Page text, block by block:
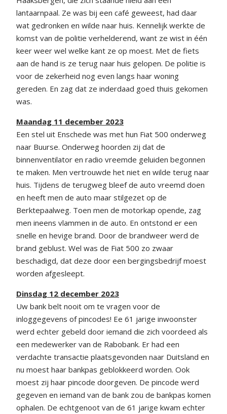
lantaarnpaal. Ze was bij een café geweest, had daar
wat gedronken en wilde naar huis. Kennelijk werkte de
komst van de politie verhelderend, want ze wist in één
keer weer wel welke kant ze op moest. Met de fiets
aan de hand is ze terug naar huis gelopen. De politie is
voor de zekerheid nog even langs haar woning
gereden. En zag dat ze inderdaad goed thuis gekomen
was.
Maandag 11 december 2023
Een stel uit Enschede was met hun Fiat 500 onderweg
naar Buurse. Onderweg hoorden zij dat de
binnenventilator en radio vreemde geluiden begonnen
te maken. Men vertrouwde het niet en wilde terug naar
huis. Tijdens de terugweg bleef de auto vreemd doen
en heeft men de auto maar stilgezet op de
Berktepaalweg. Toen men de motorkap opende, zag
men ineens vlammen in de auto. En ontstond er een
snelle en hevige brand. Door de brandweer werd de
brand geblust. Wel was de Fiat 500 zo zwaar
beschadigd, dat deze door een bergingsbedrijf moest
worden afgesleept.
Dinsdag 12 december 2023
Uw bank belt nooit om te vragen voor de
inloggegevens of pincodes! Ee 61 jarige inwoonster
werd echter gebeld door iemand die zich voordeed als
een medewerker van de Rabobank. Er had een
verdachte transactie plaatsgevonden naar Duitsland en
nu moest haar bankpas geblokkeerd worden. Ook
moest zij haar pincode doorgeven. De pincode werd
gegeven en iemand van de bank zou de bankpas komen
ophalen. De echtgenoot van de 61 jarige kwam echter